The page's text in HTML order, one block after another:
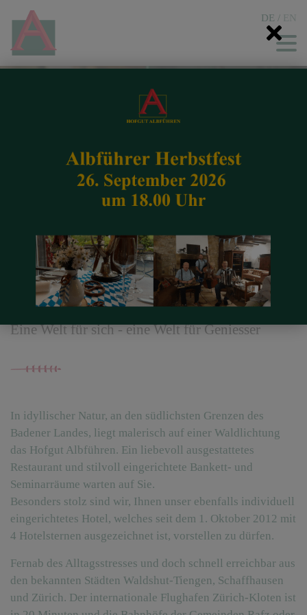
DE / EN
Gastro & Hotel
Eine Welt für sich - eine Welt für Geniesser
In idyllischer Natur, an den südlichsten Grenzen des
Badener Landes, liegt malerisch auf einer Waldlichtung
das Hofgut Albführen. Ein liebevoll ausgestattetes
Restaurant und stilvoll eingerichtete Bankett- und
Seminarräume warten auf Sie.
Besonders stolz sind wir, Ihnen unser ebenfalls individuell
eingerichtetes Hotel, welches seit dem 1. Oktober 2012 mit
4 Hotelsternen ausgezeichnet ist, vorstellen zu dürfen.
Fernab des Alltagsstresses und doch schnell erreichbar aus
den bekannten Städten Waldshut-Tiengen, Schaffhausen
und Zürich. Der internationale Flughafen Zürich-Kloten ist